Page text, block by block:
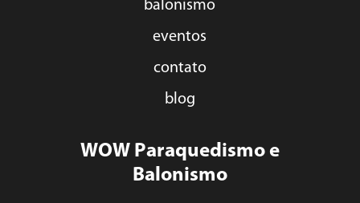
balonismo
eventos
contato
blog
WOW Paraquedismo e
Balonismo